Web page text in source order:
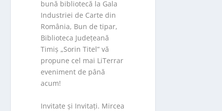
bună bibliotecă la Gala
Industriei de Carte din
România, Bun de tipar,
Biblioteca Județeană
Timiș „Sorin Titel” vă
propune cel mai LiTerrar
eveniment de până
acum!
Invitate și Invitați. Mircea